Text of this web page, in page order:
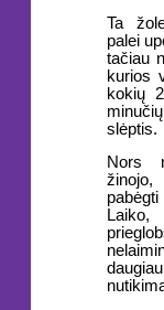
Ta
palei
tačiau
kurios
kokių
slėptis.
Nors